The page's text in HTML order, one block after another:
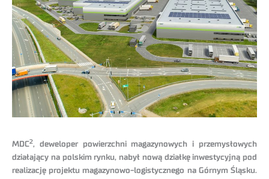
MDC2, deweloper powierzchni magazynowych i przemysłowych
działający na polskim rynku, nabył nową działkę inwestycyjną pod
realizację projektu magazynowo-logistycznego na Górnym Śląsku.